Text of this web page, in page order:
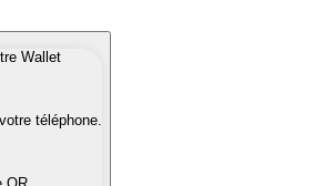
intéressent rapidement et en toute
monnaie fiduciaire lorsque vous en
Wallet
téléphone.